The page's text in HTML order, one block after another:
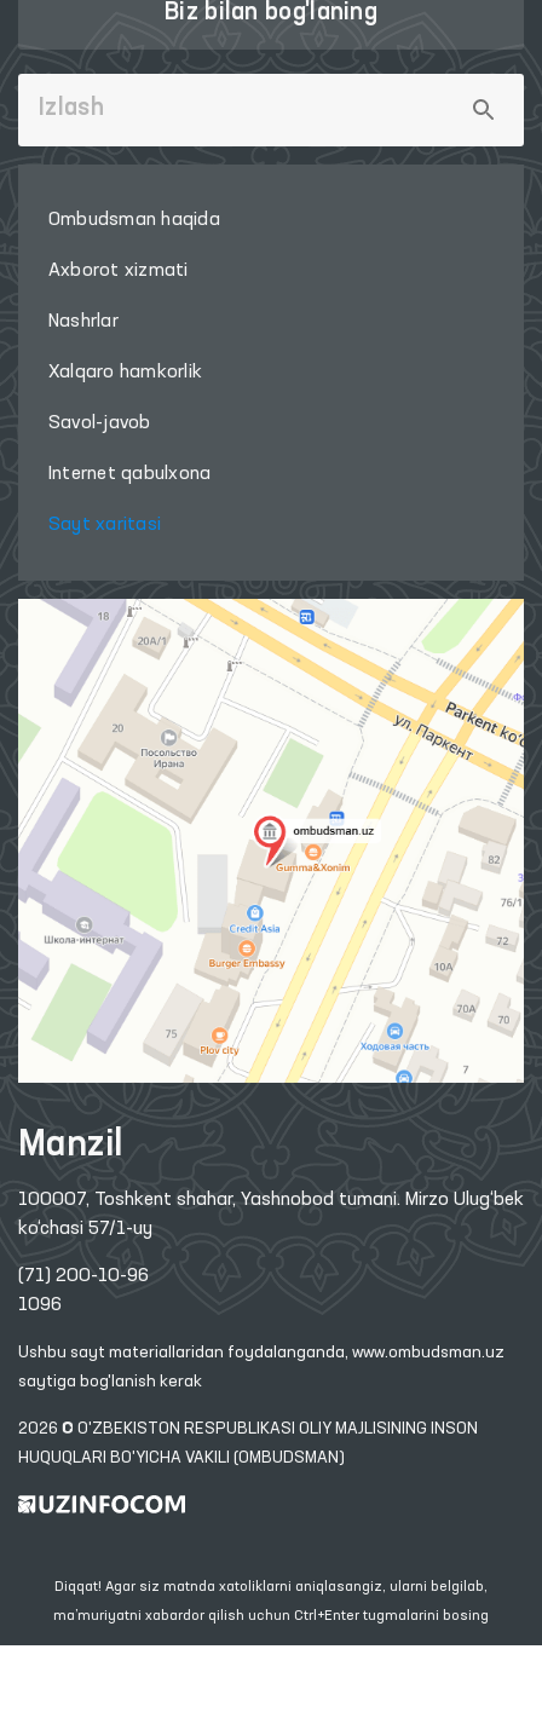
Biz bilan bog'laning
Ombudsman haqida
Axborot xizmati
Nashrlar
Xalqaro hamkorlik
Savol-javob
Internet qabulxona
Sayt xaritasi
Manzil
100007, Toshkent shahar, Yashnobod tumani. Mirzo Ulug‘bek
ko‘chasi 57/1-uy
(71) 200-10-96
1096
Ushbu sayt materiallaridan foydalanganda, www.ombudsman.uz
saytiga bog'lanish kerak
2026 © O'ZBEKISTON RESPUBLIKASI OLIY MAJLISINING INSON
HUQUQLARI BO'YICHA VAKILI (OMBUDSMAN)
Diqqat! Agar siz matnda xatoliklarni aniqlasangiz, ularni belgilab,
ma’muriyatni xabardor qilish uchun Ctrl+Enter tugmalarini bosing